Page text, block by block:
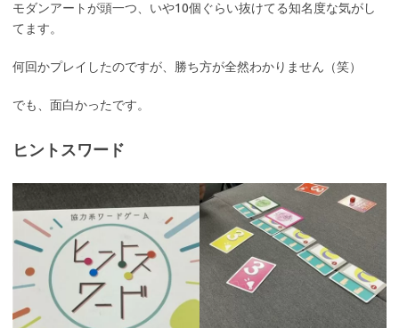
モダンアートが頭一つ、いや10個ぐらい抜けてる知名度な気がし
てます。
何回かプレイしたのですが、勝ち方が全然わかりません（笑）
でも、面白かったです。
ヒントスワード